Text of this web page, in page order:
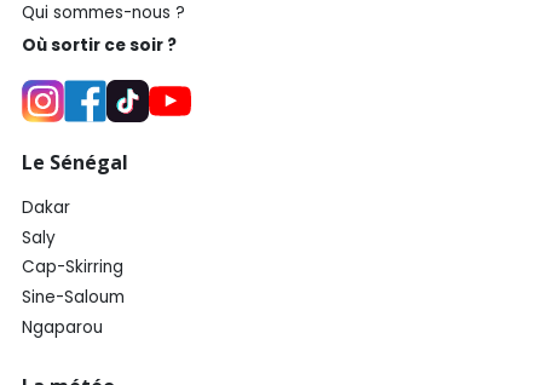
Qui sommes-nous ?
Où sortir ce soir ?
Le Sénégal
Dakar
Saly
Cap-Skirring
Sine-Saloum
Ngaparou